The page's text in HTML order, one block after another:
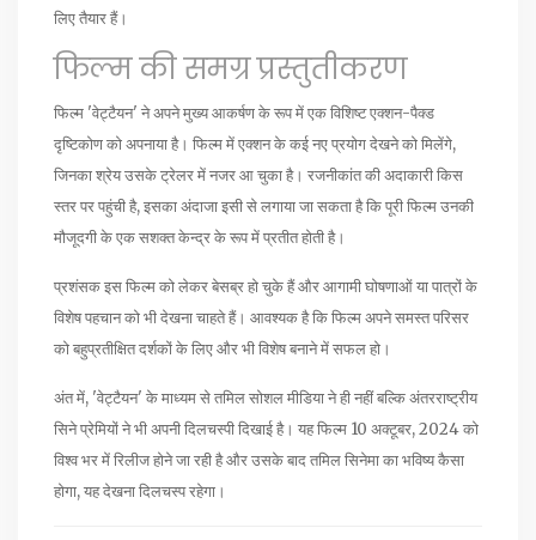
लिए तैयार हैं।
फिल्म की समग्र प्रस्तुतीकरण
फिल्म 'वेट्टैयन' ने अपने मुख्य आकर्षण के रूप में एक विशिष्ट एक्शन-पैक्ड
दृष्टिकोण को अपनाया है। फिल्म में एक्शन के कई नए प्रयोग देखने को मिलेंगे,
जिनका श्रेय उसके ट्रेलर में नजर आ चुका है। रजनीकांत की अदाकारी किस
स्तर पर पहुंची है, इसका अंदाजा इसी से लगाया जा सकता है कि पूरी फिल्म उनकी
मौजूदगी के एक सशक्त केन्द्र के रूप में प्रतीत होती है।
प्रशंसक इस फिल्म को लेकर बेसब्र हो चुके हैं और आगामी घोषणाओं या पात्रों के
विशेष पहचान को भी देखना चाहते हैं। आवश्यक है कि फिल्म अपने समस्त परिसर
को बहुप्रतीक्षित दर्शकों के लिए और भी विशेष बनाने में सफल हो।
अंत में, 'वेट्टैयन' के माध्यम से तमिल सोशल मीडिया ने ही नहीं बल्कि अंतरराष्ट्रीय
सिने प्रेमियों ने भी अपनी दिलचस्पी दिखाई है। यह फिल्म 10 अक्टूबर, 2024 को
विश्व भर में रिलीज होने जा रही है और उसके बाद तमिल सिनेमा का भविष्य कैसा
होगा, यह देखना दिलचस्प रहेगा।